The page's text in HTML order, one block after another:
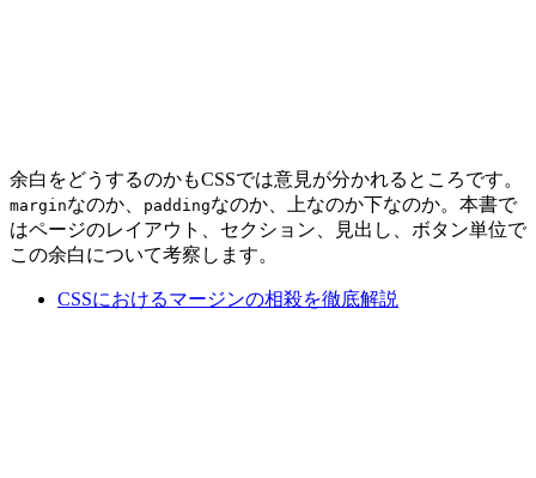
余白をどうするのかもCSSでは意見が分かれるところです。
marginなのか、 paddingなのか、上なのか下なのか。本書で
はページのレイアウト、セクション、見出し、ボタン単位で
この余白について考察します。
CSSにおけるマージンの相殺を徹底解説